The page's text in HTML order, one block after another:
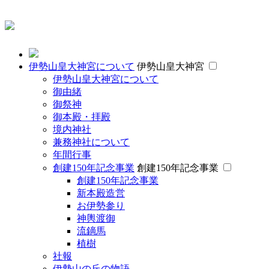
伊勢山皇大神宮について 伊勢山皇大神宮
伊勢山皇大神宮について
御由緒
御祭神
御本殿・拝殿
境内神社
兼務神社について
年間行事
創建150年記念事業 創建150年記念事業
創建150年記念事業
新本殿造営
お伊勢参り
神輿渡御
流鏑馬
植樹
社報